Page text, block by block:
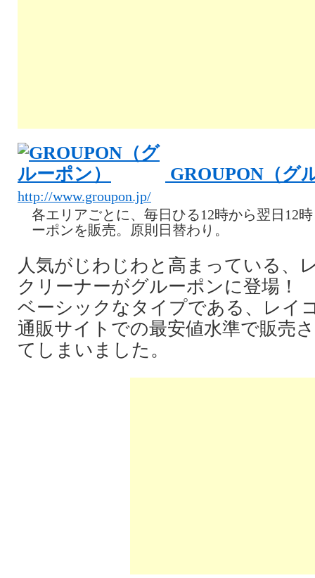
GROUPON（グ
http://www.groupon.jp/
各エリアごとに、毎日ひる12時から翌日12
ーポンを販売。原則日替わり。
人気がじわじわと高まっている、
クリーナーがグルーポンに登場！
ベーシックなタイプである、レイ
通販サイトでの最安値水準で販売
てしまいました。